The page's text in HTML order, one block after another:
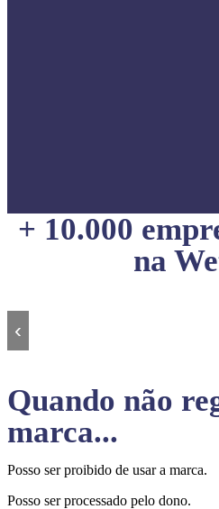
+ 10.000
na
‹
Quando não
marca...
Posso ser proibido de usar a marca.
Posso ser processado pelo dono.